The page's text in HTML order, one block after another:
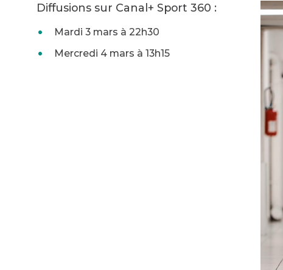
Diffusions sur Canal+ Sport 360 :
Mardi 3 mars à 22h30
Mercredi 4 mars à 13h15